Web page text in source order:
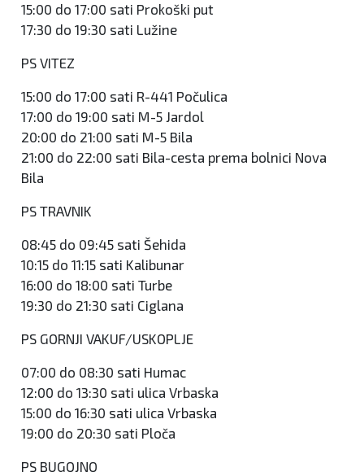
15:00 do 17:00 sati Prokoški put
17:30 do 19:30 sati Lužine
PS VITEZ
15:00 do 17:00 sati R-441 Počulica
17:00 do 19:00 sati M-5 Jardol
20:00 do 21:00 sati M-5 Bila
21:00 do 22:00 sati Bila-cesta prema bolnici Nova
Bila
PS TRAVNIK
08:45 do 09:45 sati Šehida
10:15 do 11:15 sati Kalibunar
16:00 do 18:00 sati Turbe
19:30 do 21:30 sati Ciglana
PS GORNJI VAKUF/USKOPLJE
07:00 do 08:30 sati Humac
12:00 do 13:30 sati ulica Vrbaska
15:00 do 16:30 sati ulica Vrbaska
19:00 do 20:30 sati Ploča
PS BUGOJNO